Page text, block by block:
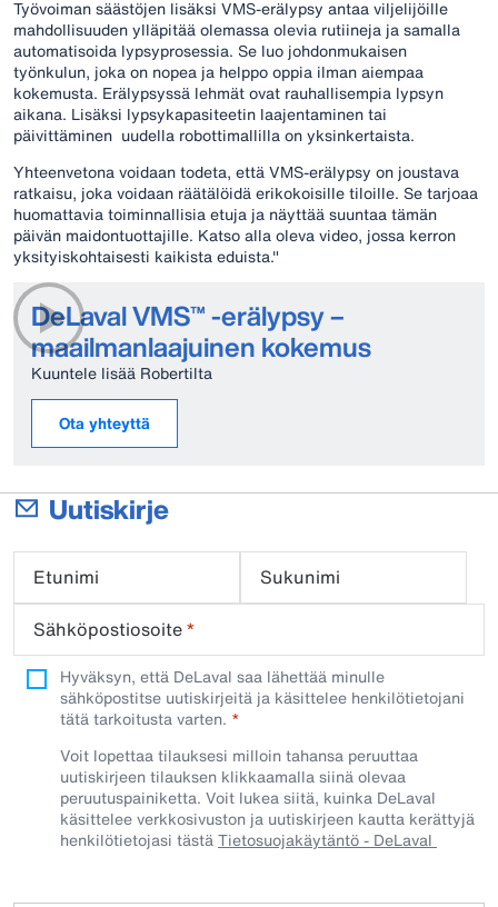
Työvoiman säästöjen lisäksi VMS-erälypsy antaa viljelijöille
mahdollisuuden ylläpitää olemassa olevia rutiineja ja samalla
automatisoida lypsyprosessia. Se luo johdonmukaisen
työnkulun, joka on nopea ja helppo oppia ilman aiempaa
kokemusta. Erälypsyssä lehmät ovat rauhallisempia lypsyn
aikana. Lisäksi lypsykapasiteetin laajentaminen tai
päivittäminen uudella robottimallilla on yksinkertaista.
Yhteenvetona voidaan todeta, että VMS-erälypsy on joustava
ratkaisu, joka voidaan räätälöidä erikokoisille tiloille. Se tarjoaa
huomattavia toiminnallisia etuja ja näyttää suuntaa tämän
päivän maidontuottajille. Katso alla oleva video, jossa kerron
yksityiskohtaisesti kaikista eduista."
DeLaval VMS™ -erälypsy –
maailmanlaajuinen kokemus
Kuuntele lisää Robertilta
Ota yhteyttä
Uutiskirje
Etunimi
Sukunimi
Sähköpostiosoite*
Hyväksyn, että DeLaval saa lähettää minulle
sähköpostitse uutiskirjeitä ja käsittelee henkilötietojani
tätä tarkoitusta varten.
Voit lopettaa tilauksesi milloin tahansa peruuttaa
uutiskirjeen tilauksen klikkaamalla siinä olevaa
peruutuspainiketta. Voit lukea siitä, kuinka DeLaval
käsittelee verkkosivuston ja uutiskirjeen kautta kerättyjä
henkilötietojasi tästäTietosuojakäytäntö - DeLaval